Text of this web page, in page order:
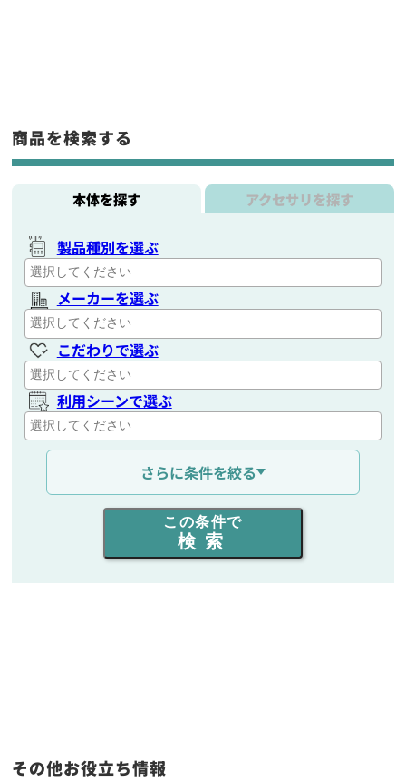
商品を検索する
本体を探す アクセサリを探す
製品種別を選ぶ
メーカーを選ぶ
こだわりで選ぶ
利用シーンで選ぶ
通信距離を選ぶ
出力を選ぶ
同時通話人数を選ぶ
フリーワード入力(製品名等)
さらに条件を絞る
この条件で
検索
その他お役立ち情報